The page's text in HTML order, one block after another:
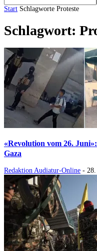
Start Schlagworte Proteste
Schlagwort:
«Revolution vom 26.
Gaza
Redaktion Audiatur-Online -